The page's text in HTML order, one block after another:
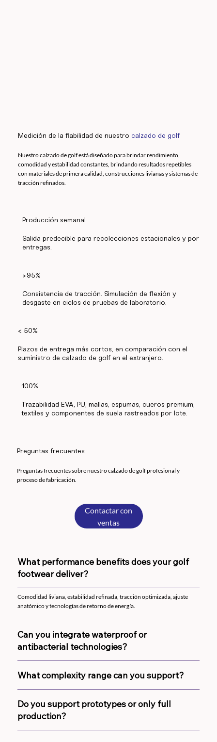
Medición de la fiabilidad de nuestro calzado de golf
Nuestro calzado de golf está diseñado para brindar rendimiento,
comodidad y estabilidad constantes, brindando resultados repetibles
con materiales de primera calidad, construcciones livianas y sistemas de
tracción refinados.
Producción semanal
Salida predecible para recolecciones estacionales y por
entregas.
>95%
Consistencia de tracción. Simulación de flexión y
desgaste en ciclos de pruebas de laboratorio.
< 50%
Plazos de entrega más cortos, en comparación con el
suministro de calzado de golf en el extranjero.
100%
Trazabilidad EVA, PU, mallas, espumas, cueros premium,
textiles y componentes de suela rastreados por lote.
Preguntas frecuentes
Preguntas frecuentes sobre nuestro calzado de golf profesional y
proceso de fabricación.
Contactar con
ventas
What performance benefits does your golf
footwear deliver?
Comodidad liviana, estabilidad refinada, tracción optimizada, ajuste
anatómico y tecnologías de retorno de energía.
Can you integrate waterproof or
antibacterial technologies?
What complexity range can you support?
Do you support prototypes or only full
production?